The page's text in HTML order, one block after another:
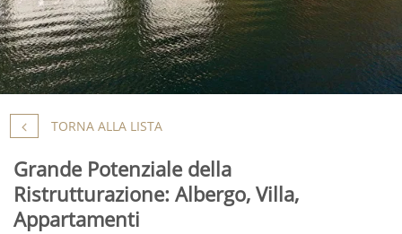
TORNA ALLA LISTA
Grande Potenziale della
Ristrutturazione: Albergo, Villa,
Appartamenti